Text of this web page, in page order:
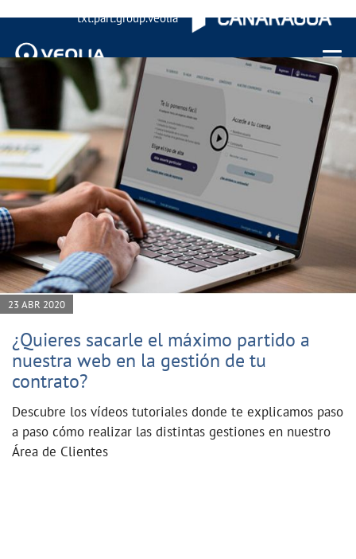
txt.part.group.veolia
Menu
23 ABR 2020
¿Quieres sacarle el máximo partido a
nuestra web en la gestión de tu
contrato?
Descubre los vídeos tutoriales donde te explicamos paso
a paso cómo realizar las distintas gestiones en nuestro
Área de Clientes